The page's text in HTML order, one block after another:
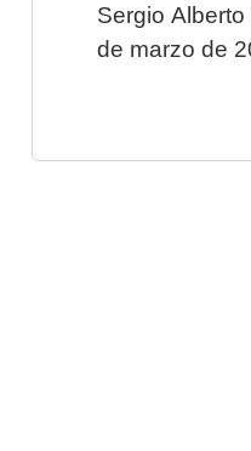
Sergio
de marzo de